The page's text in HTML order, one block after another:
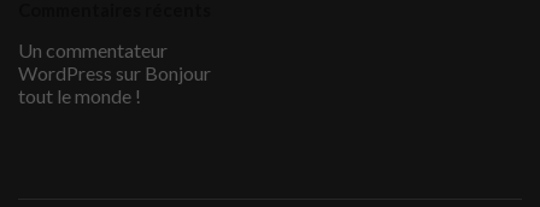
Un commentateur
WordPress sur Bonjour
tout le monde !